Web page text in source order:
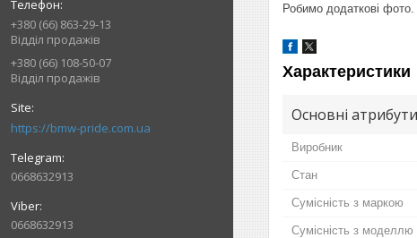
+380 (66) 863-29-13
Відділ продажів
+380 (66) 108-50-07
Відділ продажів
https://bmw-pride.com.ua
0668632913
0668632913
Робимо додаткові фото.
Характеристики
Основні атрибути
Виробник
Стан
Сумісність з маркою
Сумісність з моделлю